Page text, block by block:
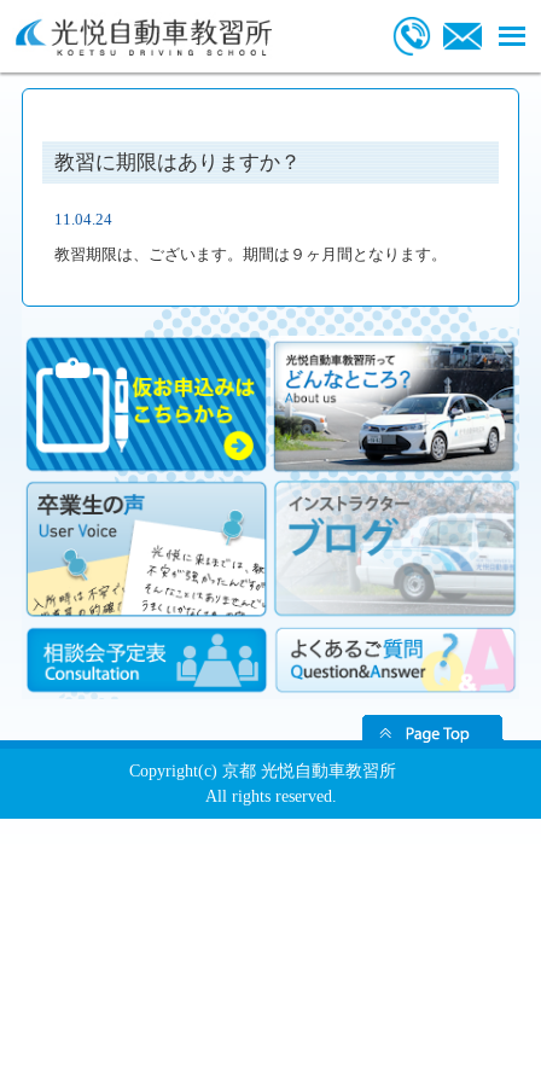
教習に期限はありますか？
11.04.24
教習期限は、ございます。期間は９ヶ月間となります。
Copyright(c) 京都 光悦自動車教習所
All rights reserved.